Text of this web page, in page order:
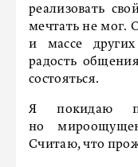
реализовать
мечтать не мог.
и массе
радость
состояться.
Я покидаю
но
Считаю, что